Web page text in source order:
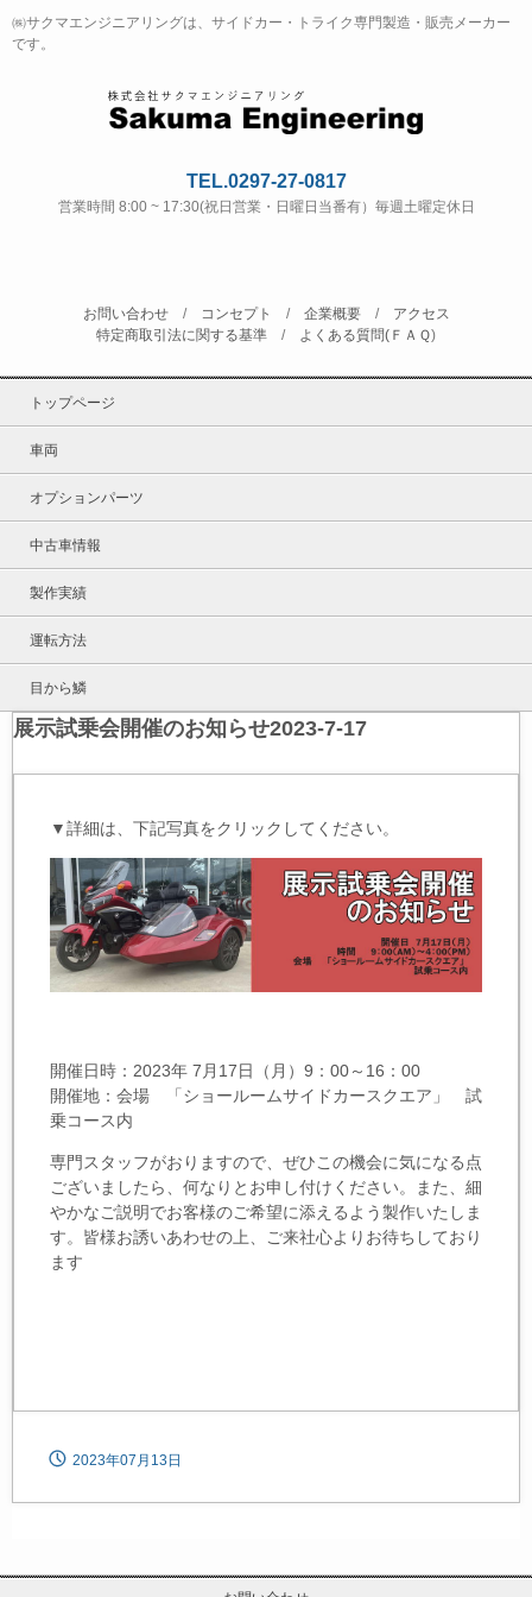
㈱サクマエンジニアリングは、サイドカー・トライク専門製造・販売メーカー
です。
TEL.0297-27-0817
営業時間 8:00 ~ 17:30(祝日営業・日曜日当番有）毎週土曜定休日
お問い合わせ/ コンセプト / 企業概要/
アクセス
特定商取引法に関する基準 / よくある質問(ＦＡＱ)
トップページ
車両
オプションパーツ
中古車情報
製作実績
運転方法
目から鱗
展示試乗会開催のお知らせ2023-7-17
▼詳細は、下記写真をクリックしてください。
開催日時：2023年 7月17日（月）9：00～16：00
開催地：会場 「ショールームサイドカースクエア」 試
乗コース内
専門スタッフがおりますので、ぜひこの機会に気になる点
ございましたら、何なりとお申し付けください。また、細
やかなご説明でお客様のご希望に添えるよう製作いたしま
す。皆様お誘いあわせの上、ご来社心よりお待ちしており
ます
2023年07月13日